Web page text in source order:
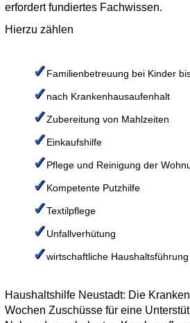
erfordert fundiertes Fachwissen.
Hierzu zählen
✓Familienbetreuung bei Kinder
✓nach Krankenhausaufenhalt
✓Zubereitung von Mahlzeiten
✓Einkaufshilfe
✓Pflege und Reinigung der
✓Kompetente Putzhilfe
✓Textilpflege
✓Unfallverhütung
✓wirtschaftliche Haushaltsführung
Haushaltshilfe Neustadt: Die
Wochen Zuschüsse für eine